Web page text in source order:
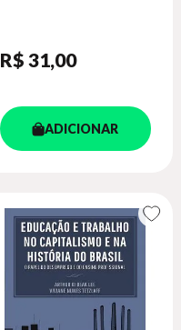
R$ 31,00
ADICIONAR